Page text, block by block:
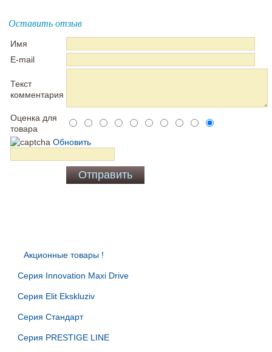
Оставить отзыв
Имя
E-mail
Текст
комментария
Оценка для
товара
Обновить
Акционные товары
Серия Innovation Maxi Drive
Серия Elit Ekskluziv
Серия Стандарт
Серия PRESTIGE LINE